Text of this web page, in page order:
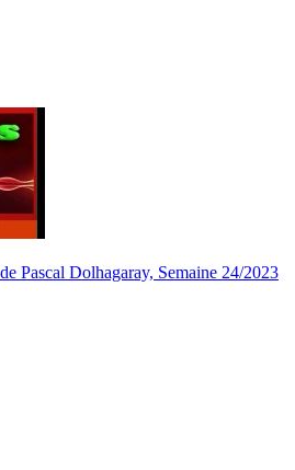
Pascal Dolhagaray, Semaine 24/2023